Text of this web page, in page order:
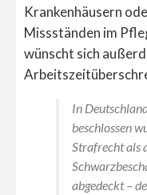
Krankenhäusern
Missständen im
wünscht sich
In
beschlossen
Strafrecht als
abgedeckt –